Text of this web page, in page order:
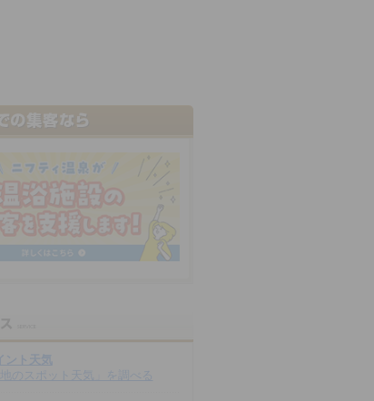
ント天気
地のスポット天気」を調べる